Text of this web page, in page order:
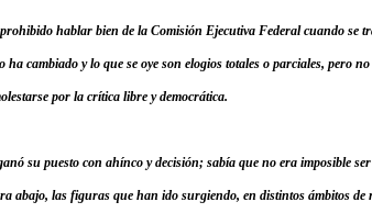
hablar bien de la Comisión Ejecutiva Federal cuando se
cambiado y lo que se oye son elogios totales o parciales, pero
por la crítica libre y democrática.
su puesto con ahínco y decisión; sabía que no era imposible
abajo, las figuras que han ido surgiendo, en distintos ámbitos de